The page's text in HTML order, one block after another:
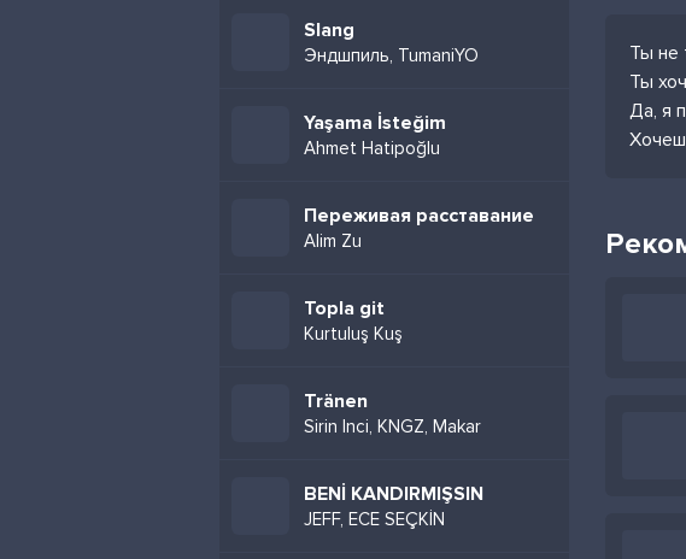
Slang
Эндшпиль, TumaniYO
Yaşama İsteğim
Ahmet Hatipoğlu
Переживая расставание
Alim Zu
Topla git
Kurtuluş Kuş
Tränen
Sirin Inci, KNGZ, Makar
BENİ KANDIRMIŞSIN
JEFF, ECE SEÇKİN
Ты не
Ты
Да, я